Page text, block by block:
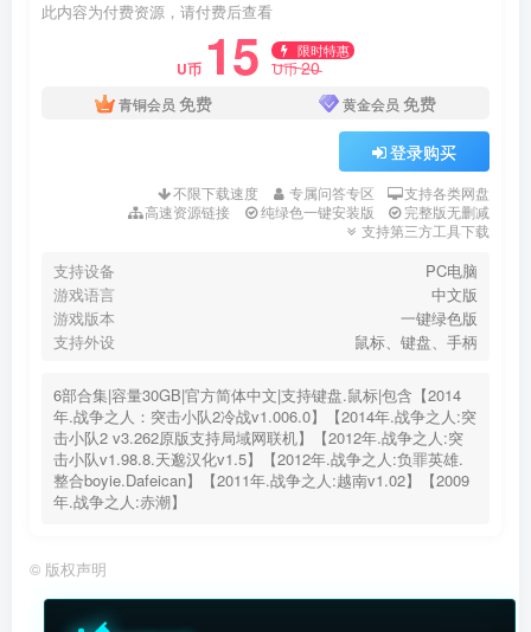
此内容为付费资源，请付费后查看
U币 15 限时特惠
U币20
青铜会员 免费 黄金会员 免费
登录购买
不限下载速度 专属问答专区
支持各类网盘
高速资源链接
纯绿色一键安装版
完整版无删减
支持第三方工具下载
支持设备
PC电脑
游戏语言
中文版
游戏版本
一键绿色版
支持外设
鼠标、键盘、手柄
6部合集|容量30GB|官方简体中文|支持键盘.鼠标|包含【2014
年.战争之人：突击小队2冷战v1.006.0】【2014年.战争之人:突
击小队2 v3.262原版支持局域网联机】【2012年.战争之人:突
击小队v1.98.8.天邈汉化v1.5】【2012年.战争之人:负罪英雄.
整合boyie.Dafeican】【2011年.战争之人:越南v1.02】【2009
年.战争之人:赤潮】
© 版权声明